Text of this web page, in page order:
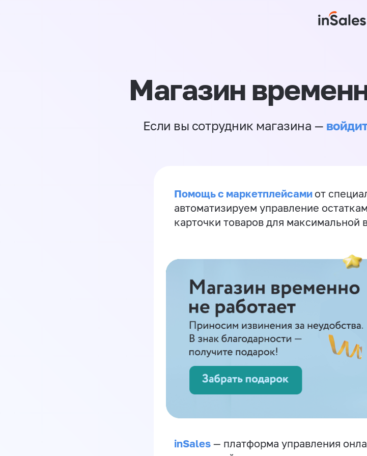
Магазин
Если вы сотрудник магазина —
Помощь с маркетплейсами от
автоматизируем управление
карточки товаров для максимальной
inSales — платформа управления